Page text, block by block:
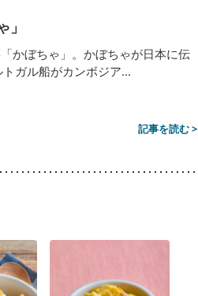
かぼちゃ」。かぼちゃが日本に伝
ガル船がカンボジア...
記事を読む >